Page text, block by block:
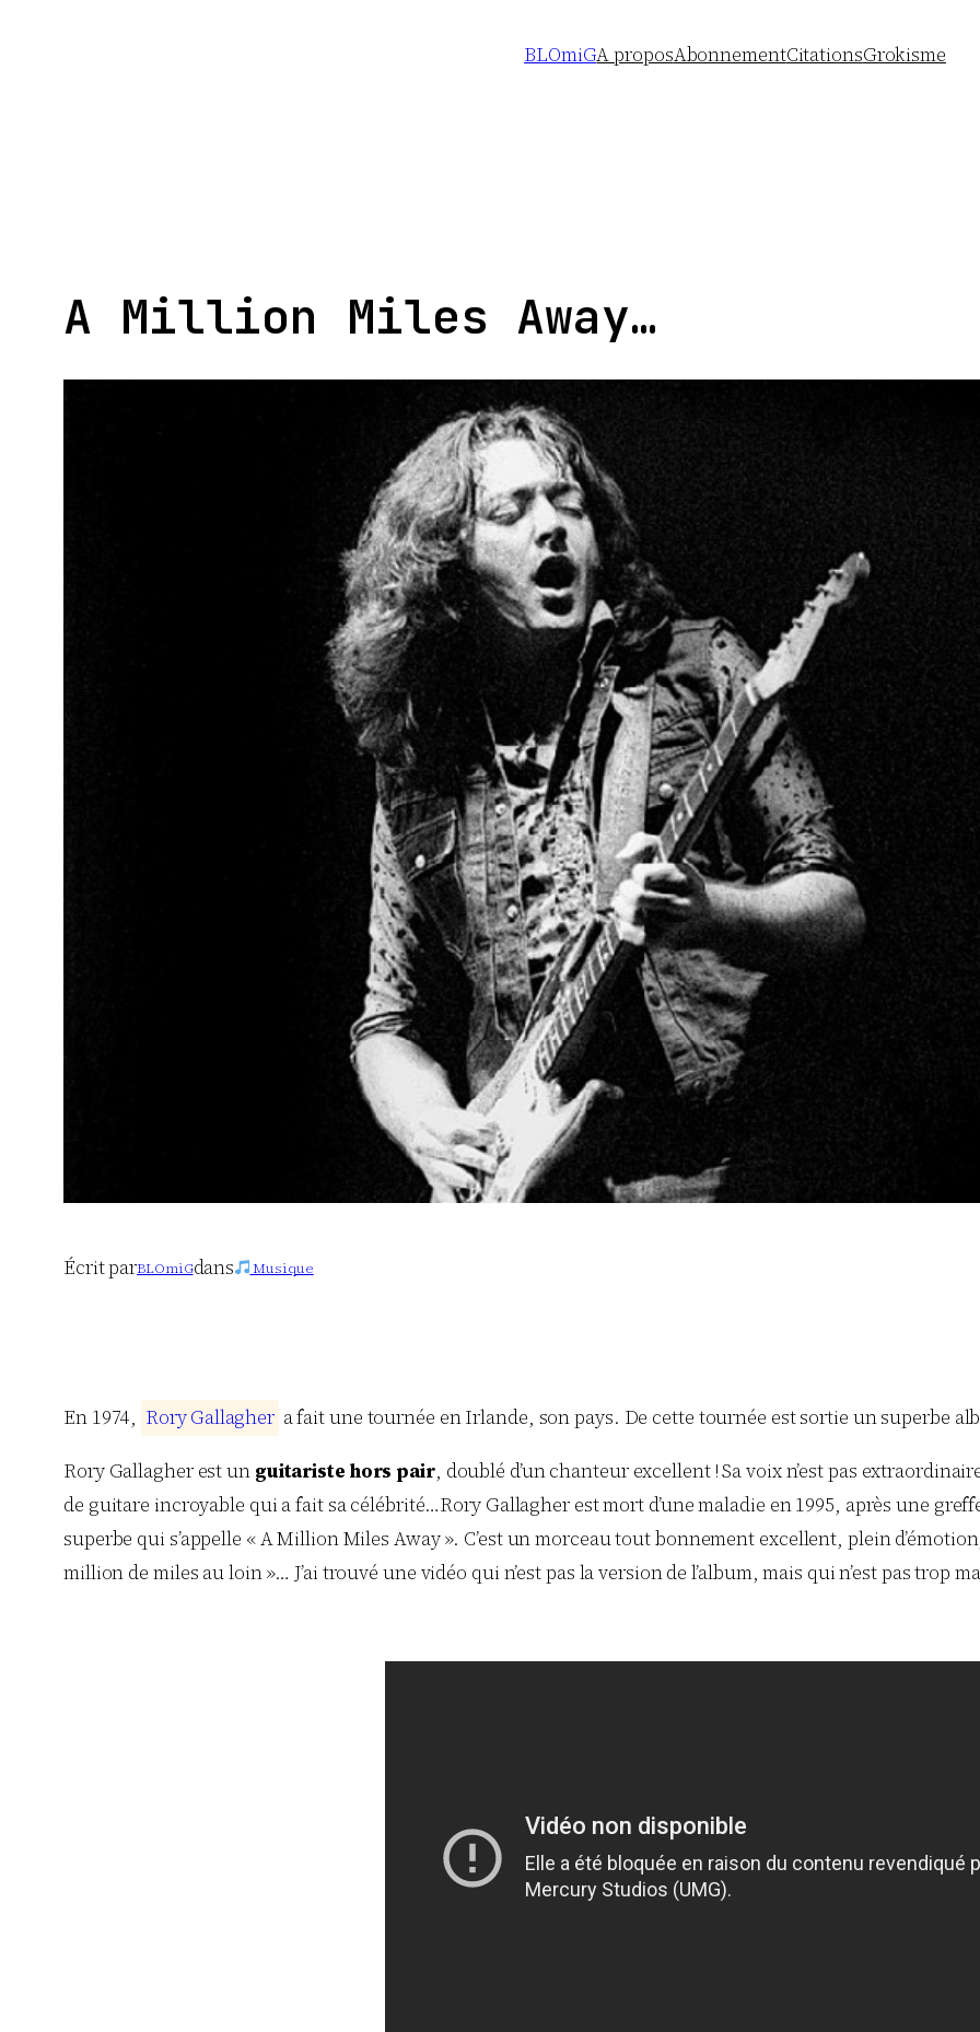
BLOmiGA proposAbonnementCitationsGrokisme
A Million Miles Away…
Écrit parBLOmiGdans Musique
En 1974, RoryGallagher a fait une tournée en Irlande, son pays. De cette tournée est sortie un superbe
Rory Gallagher est un guitariste hors pair, doublé d’un chanteur excellent ! Sa voix n’est pas
de guitare incroyable qui a fait sa célébrité…Rory Gallagher est mort d’une maladie en 1995, après une
superbe qui s’appelle « A Million Miles Away ». C’est un morceau tout bonnement excellent, plein
million de miles au loin »… J’ai trouvé une vidéo qui n’est pas la version de l’album, mais qui n’est pas trop